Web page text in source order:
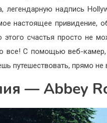
легендарную надпись
настоящее привидение,
этого счастья просто не
все! С помощью веб-камер,
путешествовать, прямо не
— Abbey